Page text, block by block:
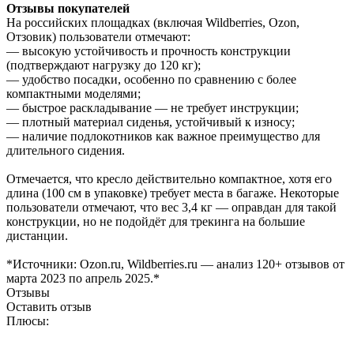
Отзывы покупателей
На российских площадках (включая Wildberries, Ozon,
Отзовик) пользователи отмечают:
— высокую устойчивость и прочность конструкции
(подтверждают нагрузку до 120 кг);
— удобство посадки, особенно по сравнению с более
компактными моделями;
— быстрое раскладывание — не требует инструкции;
— плотный материал сиденья, устойчивый к износу;
— наличие подлокотников как важное преимущество для
длительного сидения.
Отмечается, что кресло действительно компактное, хотя его
длина (100 см в упаковке) требует места в багаже. Некоторые
пользователи отмечают, что вес 3,4 кг — оправдан для такой
конструкции, но не подойдёт для трекинга на большие
дистанции.
*Источники: Ozon.ru, Wildberries.ru — анализ 120+ отзывов от
марта 2023 по апрель 2025.*
Отзывы
Оставить отзыв
Плюсы: